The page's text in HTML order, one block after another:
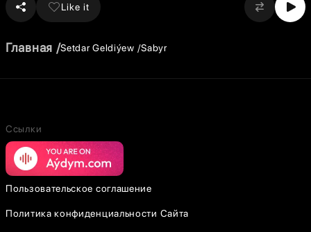
Like it
Главная Setdar Geldiýew Sabyr
Ссылки
Пользовательское соглашение
Политика конфиденциальности Сайта